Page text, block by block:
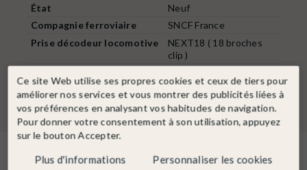
État
Neuf
Compagnie ferroviaire
SNCF France
Prise décodeur locomotive
NEXT18 ( 18 broches
clip )
Dans la même catégorie
Ce site Web utilise ses propres cookies et ceux de tiers pour
améliorer nos services et vous montrer des publicités liées à
vos préférences en analysant vos habitudes de navigation.
Pour donner votre consentement à son utilisation, appuyez
sur le bouton Accepter.
Plus d'informations Personnaliser les cookies